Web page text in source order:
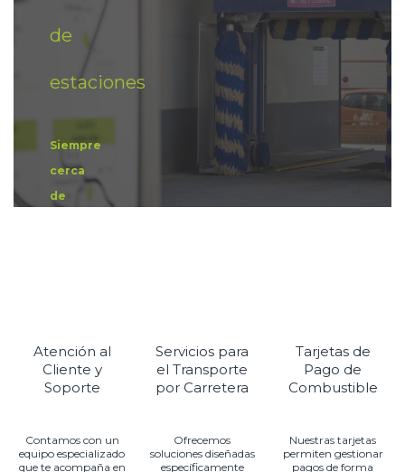
de
estaciones
Siempre
cerca
de
red
estratégica
diseñada
mejorar
Atención al
Cliente y
Soporte
Contamos con un
equipo especializado
que te acompaña en
Servicios para
el Transporte
por Carretera
Ofrecemos
soluciones diseñadas
específicamente
Tarjetas de
Pago de
Combustible
Nuestras tarjetas
permiten gestionar
pagos de forma